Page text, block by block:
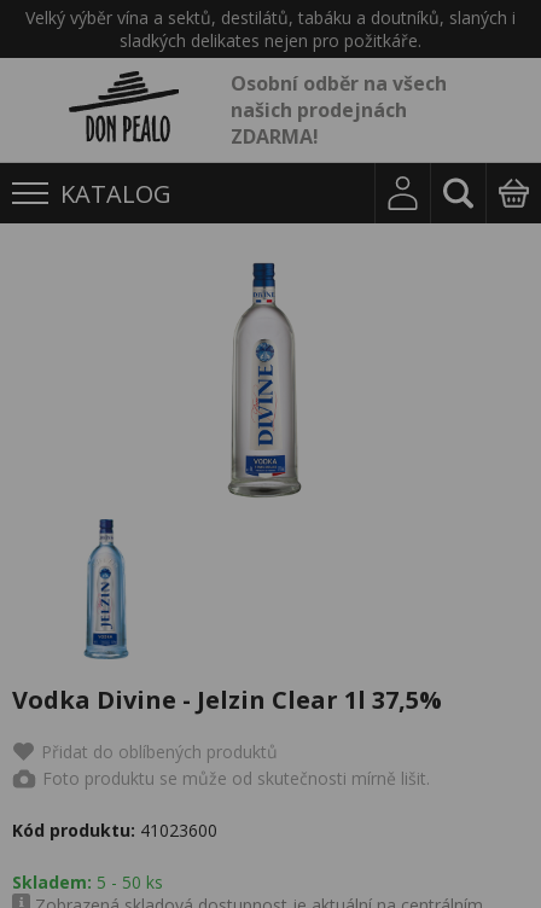
Velký výběr vína a sektů, destilátů, tabáku a doutníků, slaných i
sladkých delikates nejen pro požitkáře.
Osobní odběr na všech
našich prodejnách
ZDARMA!
KATALOG
Vodka Divine - Jelzin Clear 1l 37,5%
Přidat do oblíbených produktů
Foto produktu se může od skutečnosti mírně lišit.
Kód produktu: 41023600
Skladem: 5 - 50 ks